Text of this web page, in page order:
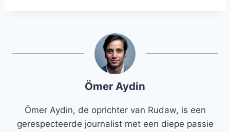
Ömer Aydin
Ömer Aydin, de oprichter van Rudaw, is een
gerespecteerde journalist met een diepe passie